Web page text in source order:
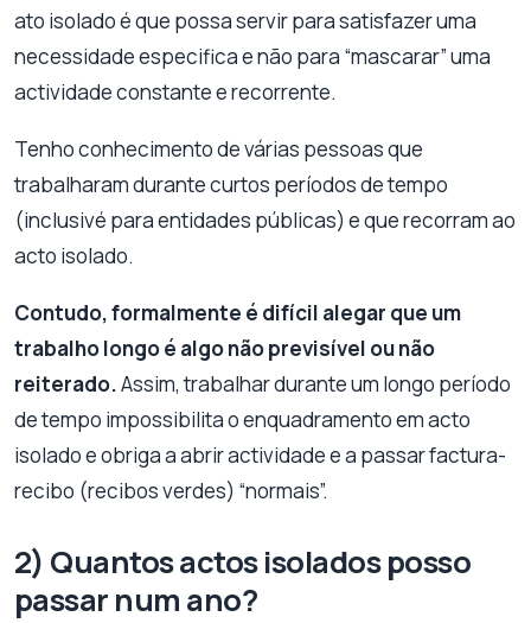
ato isolado é que possa servir para satisfazer uma
necessidade especifica e não para “mascarar” uma
actividade constante e recorrente.
Tenho conhecimento de várias pessoas que
trabalharam durante curtos períodos de tempo
(inclusivé para entidades públicas) e que recorram ao
acto isolado.
Contudo, formalmente é difícil alegar que um
trabalho longo é algo não previsível ou não
reiterado.Assim, trabalhar durante um longo período
de tempo impossibilita o enquadramento em acto
isolado e obriga a abrir actividade e a passar factura-
recibo (recibos verdes) “normais”.
2) Quantos actos isolados posso
passar num ano?